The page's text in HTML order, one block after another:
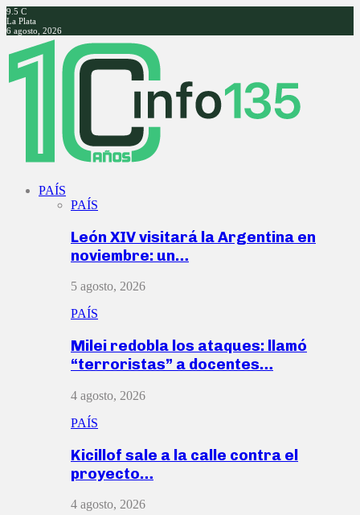
9.5 C
La Plata
6 agosto, 2026
Facebook
Twitter
Instagram
Youtube
PAÍS
PAÍS
León XIV visitará la Argentina en
noviembre: un…
5 agosto, 2026
PAÍS
Milei redobla los ataques: llamó
“terroristas” a docentes…
4 agosto, 2026
PAÍS
Kicillof sale a la calle contra el
proyecto…
4 agosto, 2026